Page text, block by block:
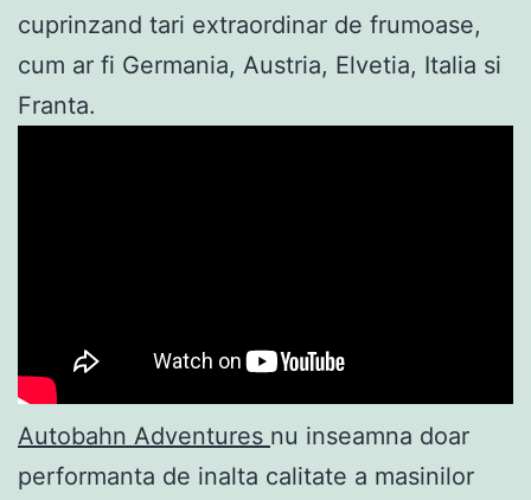
cuprinzand tari extraordinar de frumoase,
cum ar fi Germania, Austria, Elvetia, Italia si
Franta.
Autobahn Adventures nu inseamna doar
performanta de inalta calitate a masinilor